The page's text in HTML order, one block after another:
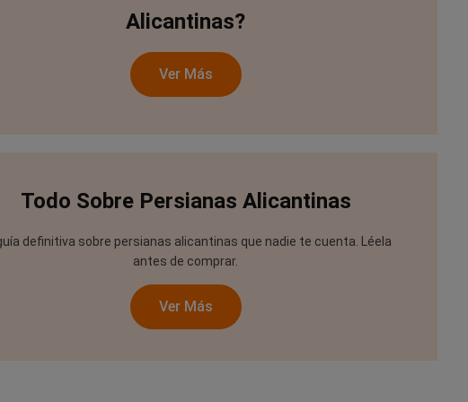
Alicantinas?
Ver Más
Todo Sobre Persianas Alicantinas
definitiva sobre persianas alicantinas que nadie te cuenta. Léela
antes de comprar.
Ver Más